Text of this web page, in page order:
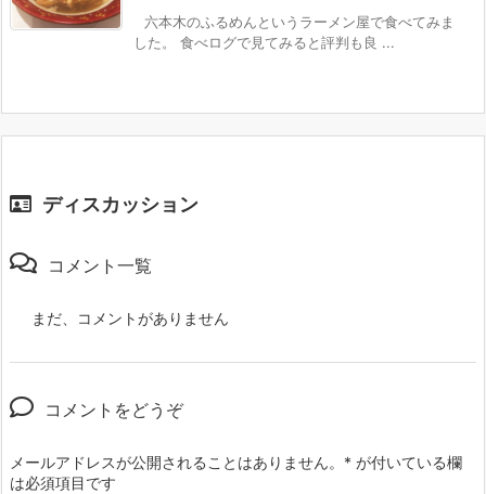
六本木のふるめんというラーメン屋で食べてみま
した。 食べログで見てみると評判も良 ...
ディスカッション
コメント一覧
まだ、コメントがありません
コメントをどうぞ
メールアドレスが公開されることはありません。 * が付いている欄
は必須項目です